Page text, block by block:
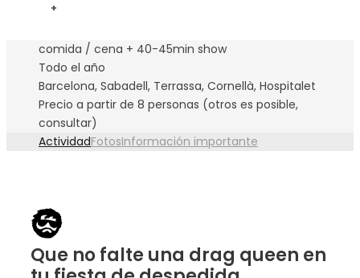
+
comida / cena + 40-45min show
Todo el año
Barcelona, Sabadell, Terrassa, Cornellà, Hospitalet
Precio a partir de 8 personas (otros es posible,
consultar)
ActividadFotosInformación importante
Que no falte una drag queen en